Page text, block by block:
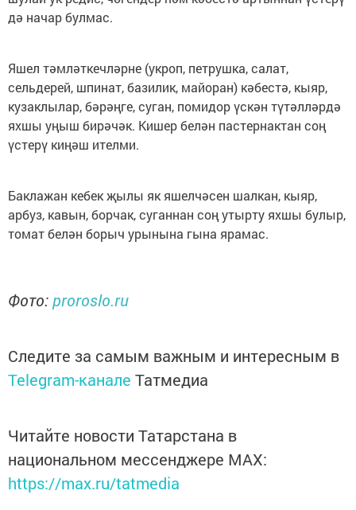
дә начар булмас.
Яшел тәмләткечләрне (укроп, петрушка, салат,
сельдерей, шпинат, базилик, майоран) кәбестә, кыяр,
кузаклылар, бәрәңге, суган, помидор үскән түтәлләрдә
яхшы уңыш бирәчәк. Кишер белән пастернактан соң
үстерү киңәш ителми.
Баклажан кебек җылы як яшелчәсен шалкан, кыяр,
арбуз, кавын, борчак, суганнан соң утырту яхшы булыр,
томат белән борыч урынына гына ярамас.
Фото:proroslo.ru
Следите за самым важным и интересным в
Telegram-канале Татмедиа
Читайте новости Татарстана в
национальном мессенджере MАХ:
https://max.ru/tatmedia